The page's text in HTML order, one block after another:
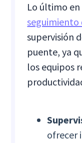
Lo último
supervisión
puente, ya
los equipos
ofrecer